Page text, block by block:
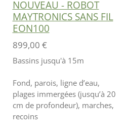
NOUVEAU - ROBOT
MAYTRONICS SANS FIL
EON100
899,00 €
Bassins jusqu'à 15m
Fond, parois, ligne d’eau,
plages immergées (jusqu’à 20
cm de profondeur), marches,
recoins